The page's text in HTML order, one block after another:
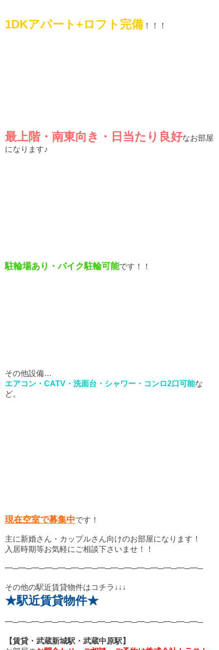
1DKアパート+ロフト完備！！！
最上階・南東向き・日当たり良好なお部屋
になります♪
駐輪場あり・バイク駐輪可能です！！
その他設備…
エアコン・CATV・洗面台・シャワー・コンロ2口可能な
ど。
現在空室で募集中です！
主に新婚さん・カップルさん向けのお部屋になります！
入居時期等お気軽にご相談下さいませ！！
━─━─━─━─━─━─━─━─━─━─━─━─━─━─━─
その他の駅近賃貸物件はコチラ↓↓↓
★駅近賃貸物件★
━─━─━─━─━─━─━─━─━─━─━─━─━─━─━─
【賃貸・武蔵新城駅・武蔵中原駅】